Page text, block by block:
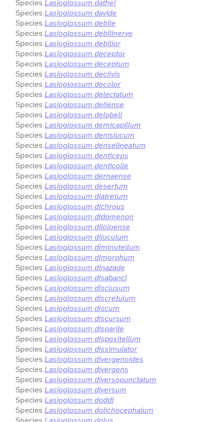
Species Lasioglossum dathei
Species Lasioglossum davide
Species Lasioglossum debile
Species Lasioglossum debilinerve
Species Lasioglossum debilior
Species Lasioglossum deceptor
Species Lasioglossum deceptum
Species Lasioglossum declivis
Species Lasioglossum decolor
Species Lasioglossum delectatum
Species Lasioglossum deliense
Species Lasioglossum delobeli
Species Lasioglossum demicapillum
Species Lasioglossum denislucum
Species Lasioglossum denselineatum
Species Lasioglossum denticeps
Species Lasioglossum denticolle
Species Lasioglossum dernaense
Species Lasioglossum desertum
Species Lasioglossum diatretum
Species Lasioglossum dichrous
Species Lasioglossum didomenon
Species Lasioglossum diloloense
Species Lasioglossum diluculum
Species Lasioglossum diminutellum
Species Lasioglossum dimorphum
Species Lasioglossum dinazade
Species Lasioglossum disabanci
Species Lasioglossum disclusum
Species Lasioglossum discretulum
Species Lasioglossum discum
Species Lasioglossum discursum
Species Lasioglossum disparile
Species Lasioglossum dispositellum
Species Lasioglossum dissimulator
Species Lasioglossum divergenoides
Species Lasioglossum divergens
Species Lasioglossum diversopunctatum
Species Lasioglossum diversum
Species Lasioglossum doddi
Species Lasioglossum dolichocephalum